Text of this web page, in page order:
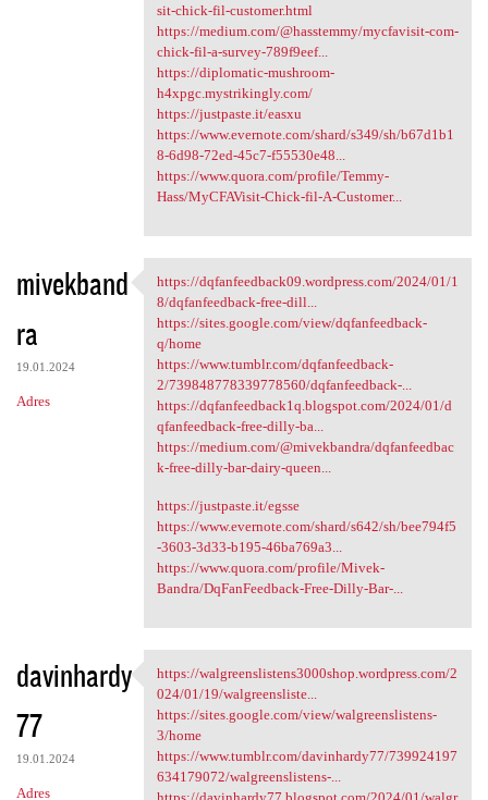
sit-chick-fil-customer.html
https://medium.com/@hasstemmy/mycfavisit-com-
chick-fil-a-survey-789f9eef...
https://diplomatic-mushroom-
h4xpgc.mystrikingly.com/
https://justpaste.it/easxu
https://www.evernote.com/shard/s349/sh/b67d1b1
8-6d98-72ed-45c7-f55530e48...
https://www.quora.com/profile/Temmy-
Hass/MyCFAVisit-Chick-fil-A-Customer...
mivekband
ra
19.01.2024
Adres
https://dqfanfeedback09
https://dqfanfeedback09.wordpress.com/2024/01/1
8/dqfanfeedback-free-dill...
https://sites.google.com/view/dqfanfeedback-
q/home
https://www.tumblr.com/dqfanfeedback-
2/739848778339778560/dqfanfeedback-...
https://dqfanfeedback1q.blogspot.com/2024/01/d
qfanfeedback-free-dilly-ba...
https://medium.com/@mivekbandra/dqfanfeedbac
k-free-dilly-bar-dairy-queen...
https://justpaste.it/egsse
https://www.evernote.com/shard/s642/sh/bee794f5
-3603-3d33-b195-46ba769a3...
https://www.quora.com/profile/Mivek-
Bandra/DqFanFeedback-Free-Dilly-Bar-...
davinhardy
77
19.01.2024
Adres
https:/
https://walgreenslistens3000shop.wordpress.com/2
024/01/19/walgreensliste...
https://sites.google.com/view/walgreenslistens-
3/home
https://www.tumblr.com/davinhardy77/739924197
634179072/walgreenslistens-...